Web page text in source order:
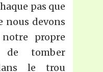
pas que
nous devons
propre
tomber
le trou